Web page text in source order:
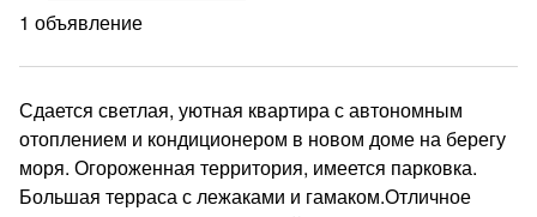
1 объявление
Сдается светлая, уютная квартира с автономным
отоплением и кондиционером в новом доме на берегу
моря. Огороженная территория, имеется парковка.
Большая терраса с лежаками и гамаком.Отличное